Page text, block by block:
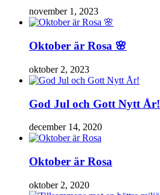
november 1, 2023
Oktober är Rosa 🌸
oktober 2, 2023
God Jul och Gott Nytt År!
december 14, 2020
Oktober är Rosa
oktober 2, 2020